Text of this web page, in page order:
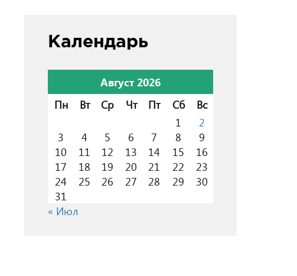
Календарь
Август 2026
Пн
Вт Ср Чт Пт Сб
Вс
1
2
3
4 5 6 7 8
9
10
11 12 13 14 15
16
17
18 19 20 21 22
23
24
25 26 27 28 29
30
31
« Июл